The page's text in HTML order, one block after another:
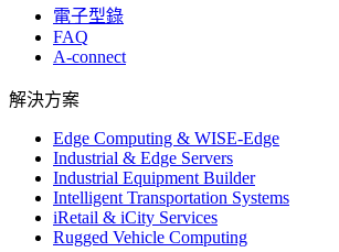
電子型錄
FAQ
A-connect
解決方案
Edge Computing & WISE-Edge
Industrial & Edge Servers
Industrial Equipment Builder
Intelligent Transportation Systems
iRetail & iCity Services
Rugged Vehicle Computing